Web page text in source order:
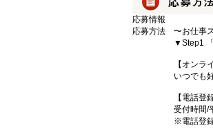
応募情報
応募方法
〜お仕事
▼Step1
【オンラ
いつでも
【電話登
受付時間/
※電話登